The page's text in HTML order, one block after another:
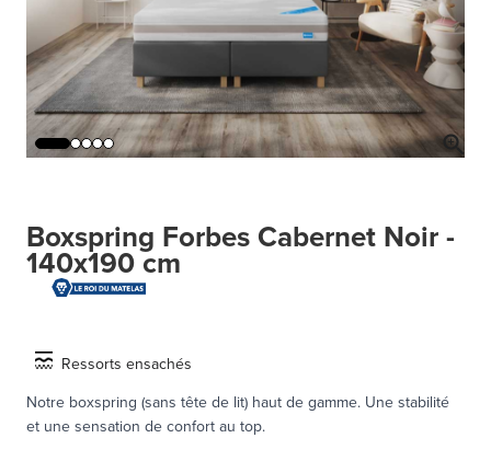
Boxspring Forbes Cabernet Noir -
140x190 cm
Ressorts ensachés
Notre boxspring (sans tête de lit) haut de gamme. Une stabilité
et une sensation de confort au top.